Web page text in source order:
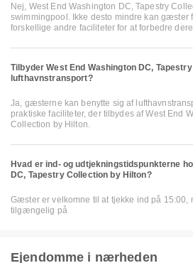
Nej, West End Washington DC, Tapestry
swimmingpool. Ikke desto mindre kan gæster
forskellige andre faciliteter for at forbedre
Tilbyder West End Washington DC,
lufthavnstransport?
Ja, gæsterne kan benytte sig af
praktiske faciliteter, der tilbydes af West End
Collection by Hilton.
Hvad er ind- og udtjekningstidspunkterne
DC, Tapestry Collection by Hilton?
Gæster er velkomne til at tjekke ind på 15:00,
tilgængelig på
Ejendomme i nærheden